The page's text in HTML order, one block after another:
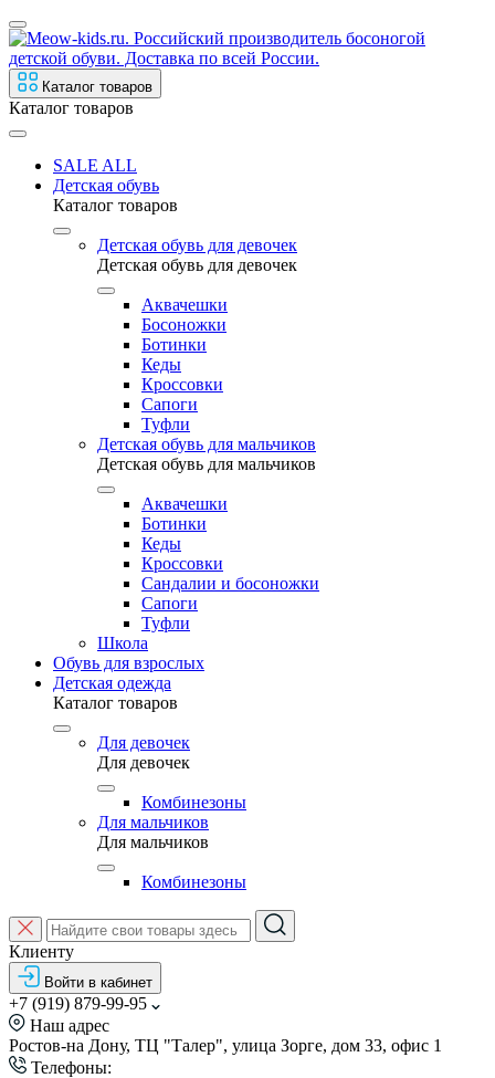
Каталог товаров
Каталог товаров
SALE ALL
Детская обувь
Каталог товаров
Детская обувь для девочек
Детская обувь для девочек
Аквачешки
Босоножки
Ботинки
Кеды
Кроссовки
Сапоги
Туфли
Детская обувь для мальчиков
Детская обувь для мальчиков
Аквачешки
Ботинки
Кеды
Кроссовки
Сандалии и босоножки
Сапоги
Туфли
Школа
Обувь для взрослых
Детская одежда
Каталог товаров
Для девочек
Для девочек
Комбинезоны
Для мальчиков
Для мальчиков
Комбинезоны
Клиенту
Войти в кабинет
+7 (919) 879-99-95
Наш адрес
Ростов-на Дону, ТЦ "Талер", улица Зорге, дом 33, офис 1
Телефоны: